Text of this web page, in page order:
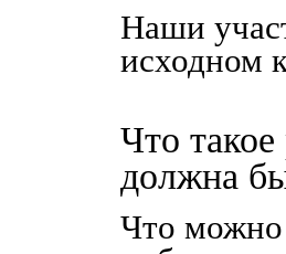
Наши
исходном
Что
должна
Что можно